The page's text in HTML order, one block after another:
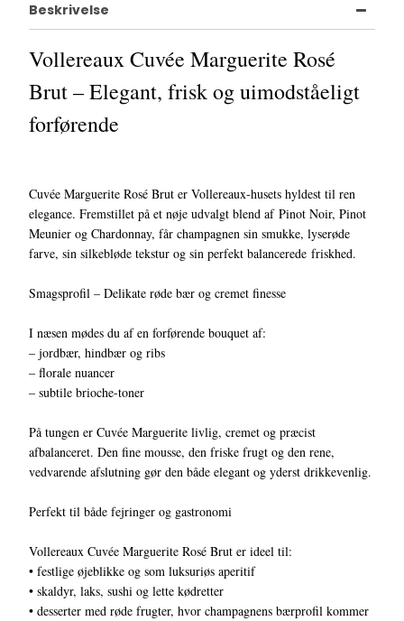
Beskrivelse
Vollereaux Cuvée Marguerite Rosé
Brut – Elegant, frisk og uimodståeligt
forførende
Cuvée Marguerite Rosé Brut er Vollereaux-husets hyldest til ren
elegance. Fremstillet på et nøje udvalgt blend af Pinot Noir, Pinot
Meunier og Chardonnay, får champagnen sin smukke, lyserøde
farve, sin silkebløde tekstur og sin perfekt balancerede friskhed.
Smagsprofil – Delikate røde bær og cremet finesse
I næsen mødes du af en forførende bouquet af:
– jordbær, hindbær og ribs
– florale nuancer
– subtile brioche-toner
På tungen er Cuvée Marguerite livlig, cremet og præcist
afbalanceret. Den fine mousse, den friske frugt og den rene,
vedvarende afslutning gør den både elegant og yderst drikkevenlig.
Perfekt til både fejringer og gastronomi
Vollereaux Cuvée Marguerite Rosé Brut er ideel til:
• festlige øjeblikke og som luksuriøs aperitif
• skaldyr, laks, sushi og lette kødretter
• desserter med røde frugter, hvor champagnens bærprofil kommer